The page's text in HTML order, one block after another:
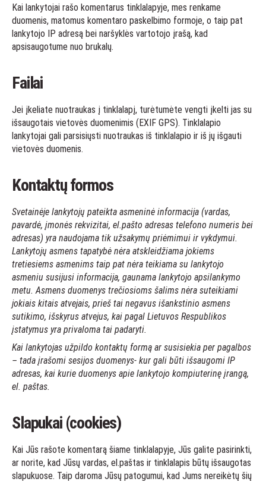
Kai lankytojai rašo komentarus tinklalapyje, mes renkame
duomenis, matomus komentaro paskelbimo formoje, o taip pat
lankytojo IP adresą bei naršyklės vartotojo įrašą, kad
apsisaugotume nuo brukalų.
Failai
Jei įkeliate nuotraukas į tinklalapį, turėtumėte vengti įkelti jas su
išsaugotais vietovės duomenimis (EXIF GPS). Tinklalapio
lankytojai gali parsisiųsti nuotraukas iš tinklalapio ir iš jų išgauti
vietovės duomenis.
Kontaktų formos
Svetainėje lankytojų pateikta asmeninė informacija (vardas,
pavardė, įmonės rekvizitai, el.pašto adresas telefono numeris bei
adresas) yra naudojama tik užsakymų priėmimui ir vykdymui.
Lankytojų asmens tapatybė nėra atskleidžiama jokiems
tretiesiems asmenims taip pat nėra teikiama su lankytojo
asmeniu susijusi informacija, gaunama lankytojo apsilankymo
metu. Asmens duomenys trečiosioms šalims nėra suteikiami
jokiais kitais atvejais, prieš tai negavus išankstinio asmens
sutikimo, išskyrus atvejus, kai pagal Lietuvos Respublikos
įstatymus yra privaloma tai padaryti.
Kai lankytojas užpildo kontaktų formą ar susisiekia per pagalbos
– tada įrašomi sesijos duomenys- kur gali būti išsaugomi IP
adresas, kai kurie duomenys apie lankytojo kompiuterinę įrangą,
el. paštas.
Slapukai (cookies)
Kai Jūs rašote komentarą šiame tinklalapyje, Jūs galite pasirinkti,
ar norite, kad Jūsų vardas, el.paštas ir tinklalapis būtų išsaugotas
slapukuose. Taip daroma Jūsų patogumui, kad Jums nereikėtų šių